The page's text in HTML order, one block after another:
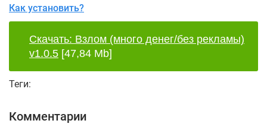
Как установить?
Скачать: Взлом (много денег/без рекламы)
v1.0.5 [47,84 Mb]
Теги:
Комментарии